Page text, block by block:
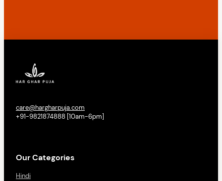
care@hargharpuja.com
+91-9821874888 [10am-6pm]
Our Categories
Hindi